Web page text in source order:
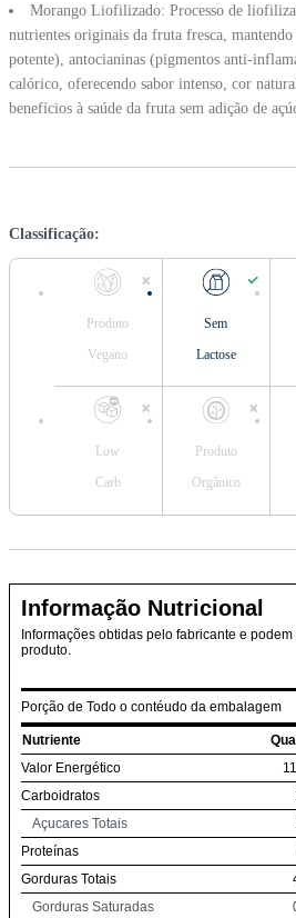
Morango Liofilizado: Processo de
nutrientes originais da fruta fresca,
potente), antocianinas (pigmentos anti-
calórico, oferecendo sabor intenso, cor
benefícios à saúde da fruta sem adição de
Classificação:
Produto
Vegano
Sem
Lactose
Low
Carb
Produto
Orgânico
Informação Nutricional
Informações obtidas pelo fabricante e
produto.
Porção de Todo o contéudo da embalagem
Nutriente
Valor Energético
Carboidratos
Açucares Totais
Proteínas
Gorduras Totais
Gorduras Saturadas